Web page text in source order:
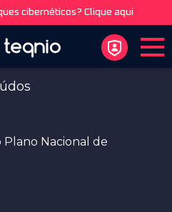
cibernéticos? Clique aqui